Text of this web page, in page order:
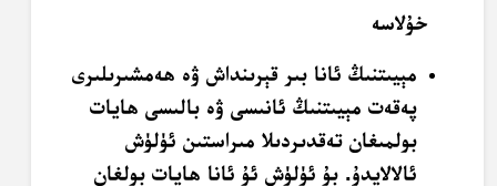
خۇلاسە
مېيىتنىڭ ئانا بىر قېرىنداش ۋە ھەمشىرىلىرى
پەقەت مېيىتنىڭ ئانىسى ۋە بالىسى ھايات
بولمىغان تەقدىردىلا مىراستىن ئۈلۈش
ئالالايدۇ. بۇ ئۈلۈش ئۇ ئانا ھايات بولغان